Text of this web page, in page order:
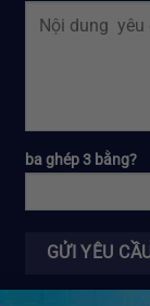
ba ghép 3 bằng?